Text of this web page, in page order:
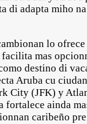
di adapta miho
lo
mas
destino di
Aruba cu
City (JFK) y
fortalece ainda
caribeño